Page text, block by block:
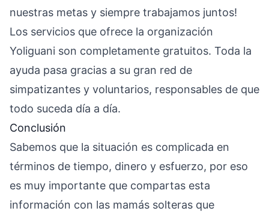
nuestras metas y siempre trabajamos juntos!
Los servicios que ofrece la organización
Yoliguani son completamente gratuitos. Toda la
ayuda pasa gracias a su gran red de
simpatizantes y voluntarios, responsables de que
todo suceda día a día.
Conclusión
Sabemos que la situación es complicada en
términos de tiempo, dinero y esfuerzo, por eso
es muy importante que compartas esta
información con las mamás solteras que